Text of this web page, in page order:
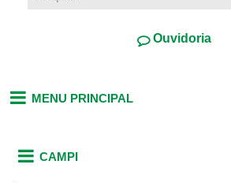
Ouvidoria
MENU PRINCIPAL
CAMPI